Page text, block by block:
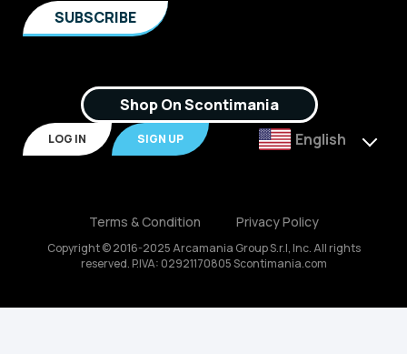
Shop On Scontimania
LOG IN SIGN UP English
Copyright © 2016-2025 Arcamania Group S.r.l, Inc. All rights
reserved. P.IVA: 02921170805 Scontimania.com
Terms & Condition Privacy Policy